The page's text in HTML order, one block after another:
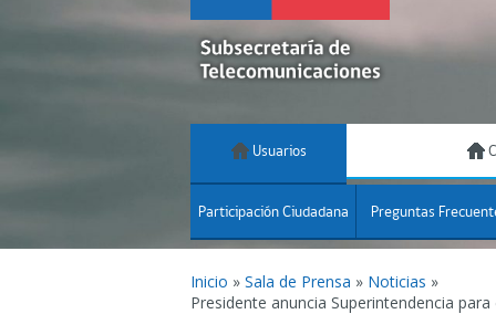
Usuarios
Participación Ciudadana Preguntas
Inicio » Sala de Prensa » Noticias »
Presidente anuncia Superintendencia